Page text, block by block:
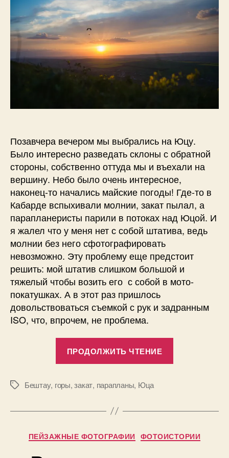
н
в
—
Позавчера вечером мы выбрались на Юцу.
Было интересно разведать склоны с обратной
стороны, собственно оттуда мы и въехали на
вершину. Небо было очень интересное,
наконец-то начались майские погоды! Где-то в
Кабарде вспыхивали молнии, закат пылал, а
парапланеристы парили в потоках над Юцой. И
я жалел что у меня нет с собой штатива, ведь
молнии без него сфотографировать
невозможно. Эту проблему еще предстоит
решить: мой штатив слишком большой и
тяжелый чтобы возить его с собой в мото-
покатушках. А в этот раз пришлось
довольствоваться съемкой с рук и задранным
ISO, что, впрочем, не проблема.
ПРОДОЛЖИТЬ ЧТЕНИЕ
МеткиБештау, горы,закат, парапланы, Юца
Рубрики
ПЕЙЗАЖНЫЕ ФОТОГРАФИИ ФОТОИСТОРИИ
в
о